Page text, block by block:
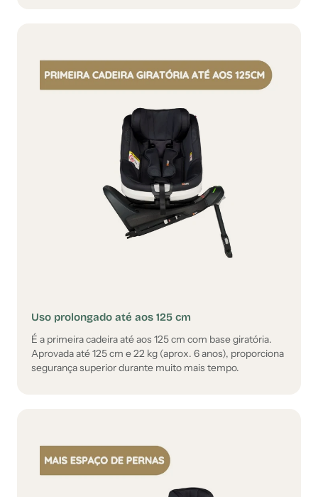
Uso prolongado até aos 125 cm
É a primeira cadeira até aos 125 cm com base giratória.
Aprovada até 125 cm e 22 kg (aprox. 6 anos), proporciona
segurança superior durante muito mais tempo.